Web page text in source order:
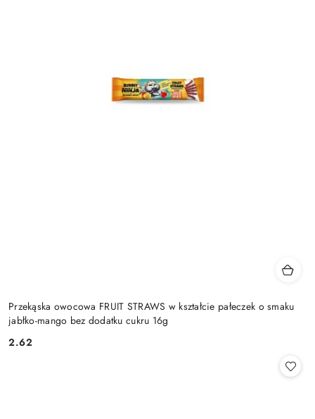
Przekąska owocowa FRUIT STRAWS w kształcie pałeczek o smaku
jabłko-mango bez dodatku cukru 16g
Cena:
2.62